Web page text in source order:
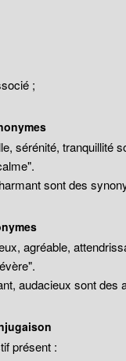
;
sérénité, tranquillité
sont des
agréable,
audacieux sont des
présent :